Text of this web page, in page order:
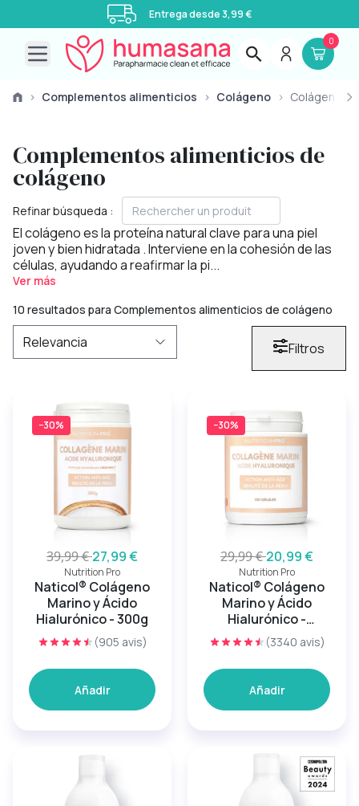
Entrega desde 3,99 €
Open main menu
0
› Complementos alimenticios › Colágeno › Colágeno
Complementos alimenticios de
colágeno
Refinar búsqueda :
El colágeno es la proteína natural clave para una piel
joven y bien hidratada . Interviene en la cohesión de las
células, ayudando a reafirmar la pi...
Ver más
10 resultados para Complementos alimenticios de colágeno
Filtros
−30%
39,99 €27,99 €
Nutrition Pro
Naticol® Colágeno
Marino y Ácido
Hialurónico - 300g
(905 avis)
Añadir
−30%
29,99 €20,99 €
Nutrition Pro
Naticol® Colágeno
Marino y Ácido
Hialurónico -
120cápsulas
(3340 avis)
Añadir